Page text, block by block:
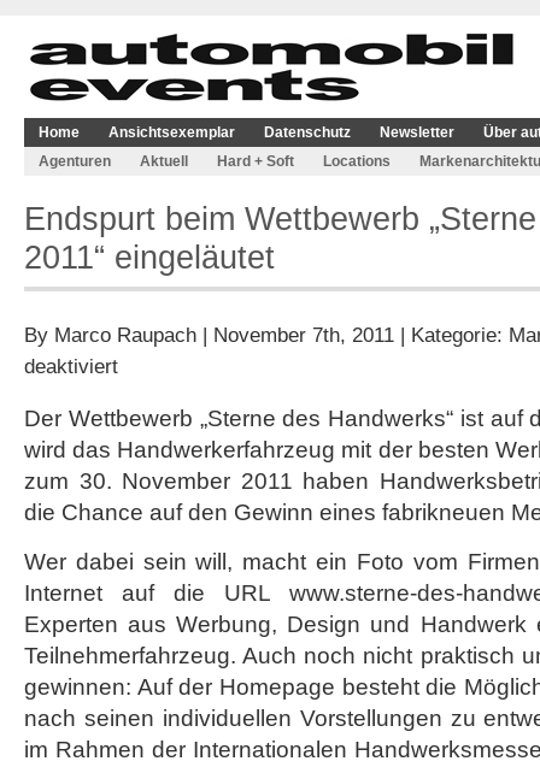
Home Ansichtsexemplar Datenschutz Newsletter
Über
Agenturen
Aktuell Hard + Soft Locations
Endspurt beim Wettbewerb
2011“ eingeläutet
By Marco Raupach | November 7th, 2011 | Kategorie:
deaktiviertfür
Wettbewerb
„Sterne
Handwerks
2011“
Der Wettbewerb „Sterne des Handwerks“ ist auf
wird das Handwerkerfahrzeug mit der besten
zum 30. November 2011 haben
die Chance auf den Gewinn eines fabrikneuen
Wer dabei sein will, macht ein Foto vom
Internet auf die URL www.sterne-des-
Experten aus Werbung, Design und Handwerk
Teilnehmerfahrzeug. Auch noch nicht praktisch
gewinnen: Auf der Homepage besteht die
nach seinen individuellen Vorstellungen zu
im Rahmen der Internationalen